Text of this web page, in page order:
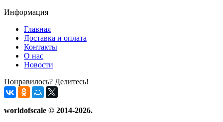
Информация
Главная
Доставка и оплата
Контакты
О нас
Новости
Понравилось? Делитесь!
worldofscale © 2014-2026.